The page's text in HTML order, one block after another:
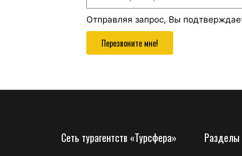
Отправляя запрос, Вы
Перезвоните мне!
Сеть турагентств «Турсфера» Разделы